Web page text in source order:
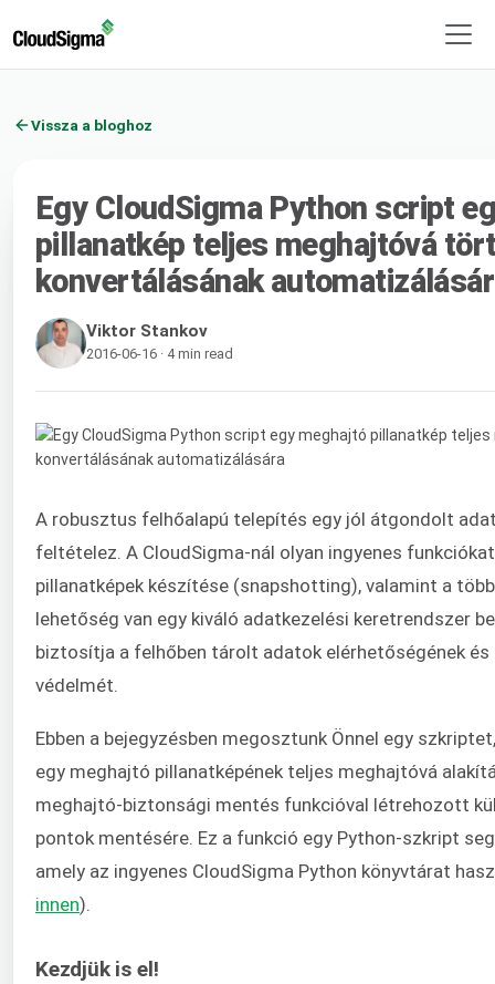
Vissza a bloghoz
Egy CloudSigma Python script
pillanatkép teljes meghajtóvá
konvertálásának
Viktor Stankov
2016-06-16 · 4 min read
A robusztus felhőalapú telepítés egy jól átgondolt
feltételez. A CloudSigma-nál olyan ingyenes
pillanatképek készítése (snapshotting), valamint a
lehetőség van egy kiváló adatkezelési keretrendszer
biztosítja a felhőben tárolt adatok elérhetőségének
védelmét.
Ebben a bejegyzésben megosztunk Önnel egy
egy meghajtó pillanatképének teljes meghajtóvá
meghajtó-biztonsági mentés funkcióval létrehozott
pontok mentésére. Ez a funkció egy Python-szkript
amely az ingyenes CloudSigma Python könyvtárat
innen).
Kezdjük is el!